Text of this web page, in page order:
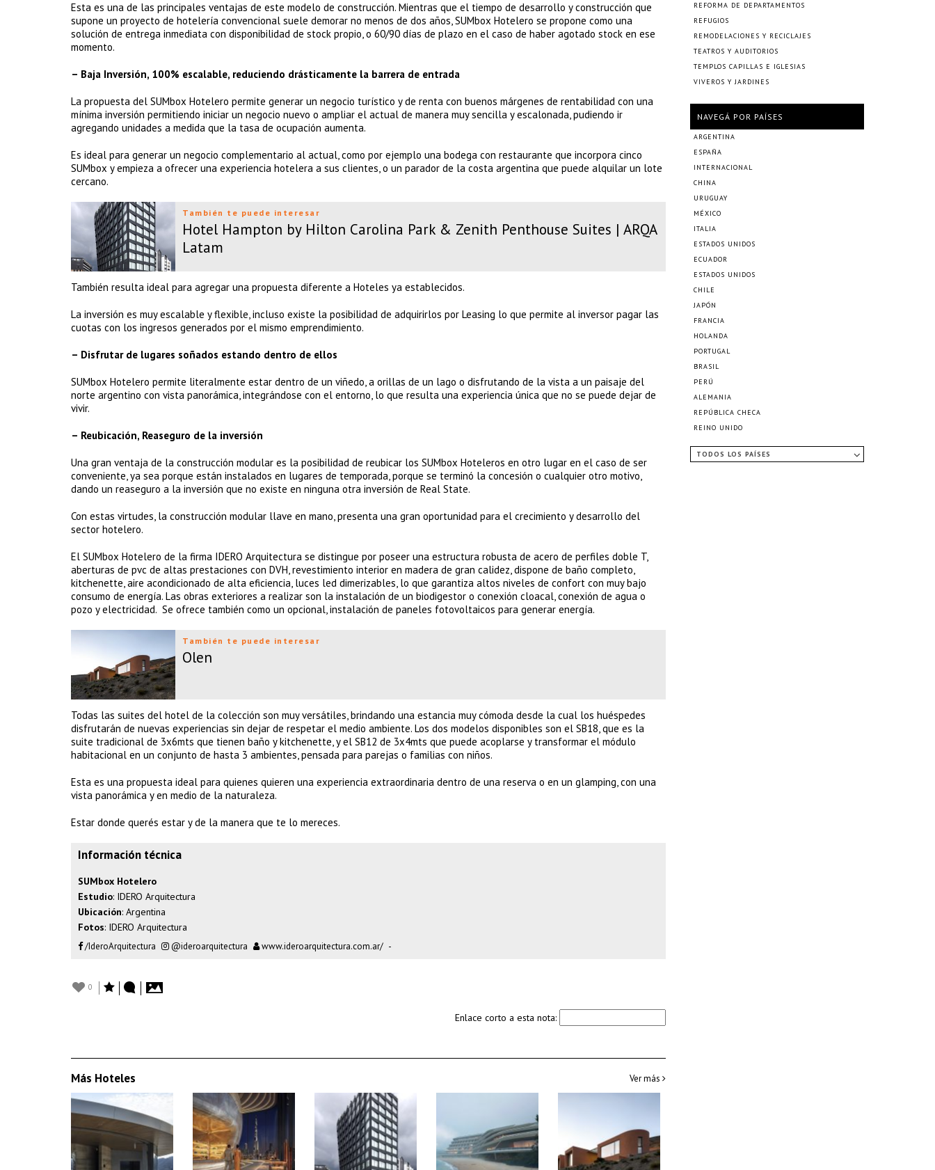
Esta es una de las principales ventajas de este modelo de construcción. Mientras que el tiempo de desarrollo y construcción que
supone un proyecto de hotelería convencional suele demorar no menos de dos años, SUMbox Hotelero se propone como una
solución de entrega inmediata con disponibilidad de stock propio, o 60/90 días de plazo en el caso de haber agotado stock en ese
momento.
– Baja Inversión, 100% escalable, reduciendo drásticamente la barrera de entrada
La propuesta del SUMbox Hotelero permite generar un negocio turístico y de renta con buenos márgenes de rentabilidad con una
mínima inversión permitiendo iniciar un negocio nuevo o ampliar el actual de manera muy sencilla y escalonada, pudiendo ir
agregando unidades a medida que la tasa de ocupación aumenta.
Es ideal para generar un negocio complementario al actual, como por ejemplo una bodega con restaurante que incorpora cinco
SUMbox y empieza a ofrecer una experiencia hotelera a sus clientes, o un parador de la costa argentina que puede alquilar un lote
cercano.
También te puede interesar
Hotel Hampton by Hilton Carolina Park & Zenith Penthouse Suites | ARQA
Latam
También resulta ideal para agregar una propuesta diferente a Hoteles ya establecidos.
La inversión es muy escalable y flexible, incluso existe la posibilidad de adquirirlos por Leasing lo que permite al inversor pagar las
cuotas con los ingresos generados por el mismo emprendimiento.
– Disfrutar de lugares soñados estando dentro de ellos
SUMbox Hotelero permite literalmente estar dentro de un viñedo, a orillas de un lago o disfrutando de la vista a un paisaje del
norte argentino con vista panorámica, integrándose con el entorno, lo que resulta una experiencia única que no se puede dejar de
vivir.
– Reubicación, Reaseguro de la inversión
Una gran ventaja de la construcción modular es la posibilidad de reubicar los SUMbox Hoteleros en otro lugar en el caso de ser
conveniente, ya sea porque están instalados en lugares de temporada, porque se terminó la concesión o cualquier otro motivo,
dando un reaseguro a la inversión que no existe en ninguna otra inversión de Real State.
Con estas virtudes, la construcción modular llave en mano, presenta una gran oportunidad para el crecimiento y desarrollo del
sector hotelero.
El SUMbox Hotelero de la firma IDERO Arquitectura se distingue por poseer una estructura robusta de acero de perfiles doble T,
aberturas de pvc de altas prestaciones con DVH, revestimiento interior en madera de gran calidez, dispone de baño completo,
kitchenette, aire acondicionado de alta eficiencia, luces led dimerizables, lo que garantiza altos niveles de confort con muy bajo
consumo de energía. Las obras exteriores a realizar son la instalación de un biodigestor o conexión cloacal, conexión de agua o
pozo y electricidad. Se ofrece también como un opcional, instalación de paneles fotovoltaicos para generar energía.
También te puede interesar
Olen
Todas las suites del hotel de la colección son muy versátiles, brindando una estancia muy cómoda desde la cual los huéspedes
disfrutarán de nuevas experiencias sin dejar de respetar el medio ambiente. Los dos modelos disponibles son el SB18, que es la
suite tradicional de 3x6mts que tienen baño y kitchenette, y el SB12 de 3x4mts que puede acoplarse y transformar el módulo
habitacional en un conjunto de hasta 3 ambientes, pensada para parejas o familias con niños.
Esta es una propuesta ideal para quienes quieren una experiencia extraordinaria dentro de una reserva o en un glamping, con una
vista panorámica y en medio de la naturaleza.
Estar donde querés estar y de la manera que te lo mereces.
Información técnica
SUMbox Hotelero
Estudio: IDERO Arquitectura
Ubicación: Argentina
Fotos: IDERO Arquitectura
/IderoArquitectura @ideroarquitectura www.ideroarquitectura.com.ar/ -
0
Enlace corto a esta nota:
Más Hoteles Ver más
REFORMA DE DEPARTAMENTOS
REFUGIOS
REMODELACIONES Y RECICLAJES
TEATROS Y AUDITORIOS
TEMPLOS CAPILLAS E IGLESIAS
VIVEROS Y JARDINES
NAVEGÁ POR PAÍSES
ARGENTINA
ESPAÑA
INTERNACIONAL
CHINA
URUGUAY
MÉXICO
ITALIA
ESTADOS UNIDOS
ECUADOR
ESTADOS UNIDOS
CHILE
JAPÓN
FRANCIA
HOLANDA
PORTUGAL
BRASIL
PERÚ
ALEMANIA
REPÚBLICA CHECA
REINO UNIDO
TODOS LOS PAÍSES